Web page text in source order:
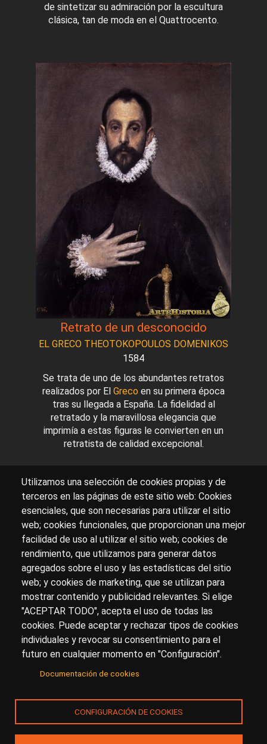
de sintetizar su admiración por la escultura
clásica, tan de moda en el Quattrocento.
Retrato de un desconocido
EL GRECO THEOTOKOPOULOS DOMENIKOS
1584
Se trata de uno de los abundantes retratos
realizados por El Greco en su primera época
tras su llegada a España. La fidelidad al
retratado y la maravillosa elegancia que
imprimía a estas figuras le convierten en un
retratista de calidad excepcional.
Sobre artehistoria.com
Para ponerte en contacto con nosotros, escríbenos en
el formulario decontacto
Accesibilidad
Aviso Legal Privacidad
Utilizamos una selección de cookies propias y de
terceros en las páginas de este sitio web: Cookies
esenciales, que son necesarias para utilizar el sitio
web; cookies funcionales, que proporcionan una mejor
facilidad de uso al utilizar el sitio web; cookies de
rendimiento, que utilizamos para generar datos
agregados sobre el uso y las estadísticas del sitio
web; y cookies de marketing, que se utilizan para
mostrar contenido y publicidad relevantes. Si elige
"ACEPTAR TODO", acepta el uso de todas las
cookies. Puede aceptar y rechazar tipos de cookies
individuales y revocar su consentimiento para el
futuro en cualquier momento en "Configuración".
Documentación de cookies
CONFIGURACIÓN DE COOKIES
© Copyright 2017.arteHistoria&Toools, S.Lo sus
licenciantes son los propietarios de todos los derechos
de propiedad intelectual e industrial de:
(a) este sitio web publicado bajo el dominio
(b) todo el material publicado en artehistoria.com
(incluyendo, sin limitación, textos, imágenes, fotografías,
dibujos, música, marcas o logotipos, estructura y diseño
de la composición de cada una de las páginas